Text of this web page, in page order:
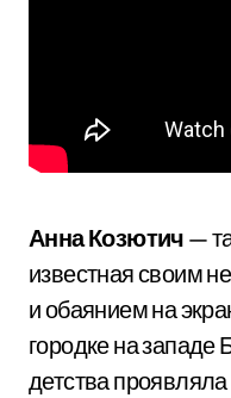
Анна Козютич —
известная своим
и обаянием на
городке на западе
детства